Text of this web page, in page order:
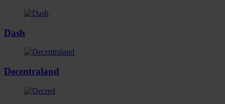
Dash
Decentraland